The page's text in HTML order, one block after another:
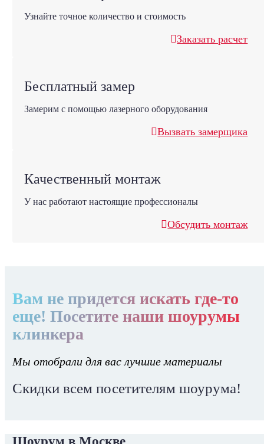
Узнайте точное количество и стоимость
Заказать расчет
Бесплатный замер
Замерим с помощью лазерного оборудования
Вызвать замерщика
Качественный монтаж
У нас работают настоящие профессионалы
Обсудить монтаж
Вам не придется искать где-то
еще! Посетите наши шоурумы
клинкера
Мы отобрали для вас лучшие материалы
Скидки всем посетителям шоурума!